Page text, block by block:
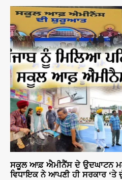
ਸਕੂਲ ਆਫ਼ ਐਮੀਨੈਂਸ ਦੇ ਉਦਘਾਟਨ
ਵਿਧਾਇਕ ਨੇ ਆਪਣੀ ਹੀ ਸਰਕਾਰ ‘ਤੇ